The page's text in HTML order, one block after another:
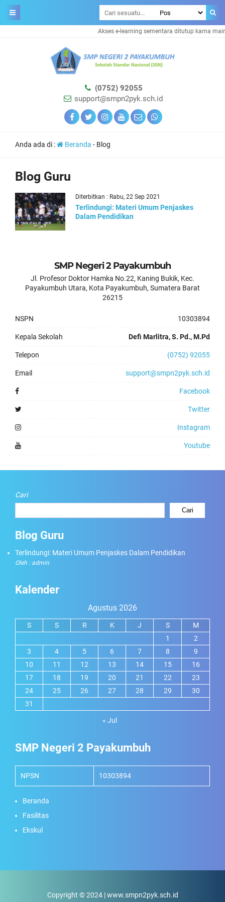
Akses e-learning sementara ditutup karna
(0752) 92055
support@smpn2pyk.sch.id
Anda ada di : Beranda - Blog
Blog Guru
Diterbitkan : Rabu, 22 Sep 2021
Terlindungi: Materi Umum Penjaskes
Dalam Pendidikan
SMP Negeri 2 Payakumbuh
Jl. Profesor Doktor Hamka No.22, Kaning Bukik, Kec.
Payakumbuh Utara, Kota Payakumbuh, Sumatera Barat
26215
NSPN 10303894
Kepala Sekolah Defi Marlitra, S. Pd., M.Pd
Telepon (0752) 92055
Email support@smpn2pyk.sch.id
Facebook
Twitter
Instagram
Youtube
Cari
Cari
Blog Guru
Terlindungi: Materi Umum Penjaskes Dalam Pendidikan
Oleh : admin
Kalender
Agustus 2026
S S R K J S
M
1
2
3
4 5 6 7 8
9
10
11 12 13 14 15
16
17
18 19 20 21 22
23
24
25 26 27 28 29
30
31
« Jul
SMP Negeri 2 Payakumbuh
NPSN 10303894
Beranda
Fasilitas
Ekskul
Copyright © 2024 | www.smpn2pyk.sch.id